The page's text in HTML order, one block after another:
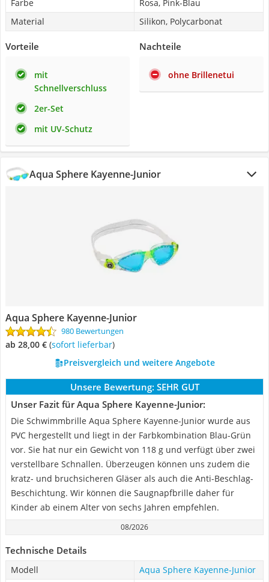
Farbe
Rosa, Pink-Blau
Material
Silikon, Polycarbonat
Vorteile
mit
Schnellverschluss
2er-Set
mit UV-Schutz
Nachteile
ohne Brillenetui
Aqua Sphere Kayenne-Junior
Aqua Sphere Kayenne-Junior
980 Bewertungen
ab 28,00 € ( Sofort lieferbar)
Preisvergleich und weitere Angebote
Unsere Bewertung: SEHR GUT
Unser Fazit für Aqua Sphere Kayenne-Junior:
Die Schwimmbrille Aqua Sphere Kayenne-Junior wurde aus
PVC hergestellt und liegt in der Farbkombination Blau-Grün
vor. Sie hat nur ein Gewicht von 118 g und verfügt über zwei
verstellbare Schnallen. Überzeugen können uns zudem die
kratz- und bruchsicheren Gläser als auch die Anti-Beschlag-
Beschichtung. Wir können die Saugnapfbrille daher für
Kinder ab einem Alter von sechs Jahren empfehlen.
08/2026
Technische Details
Modell
Aqua Sphere Kayenne-Junior